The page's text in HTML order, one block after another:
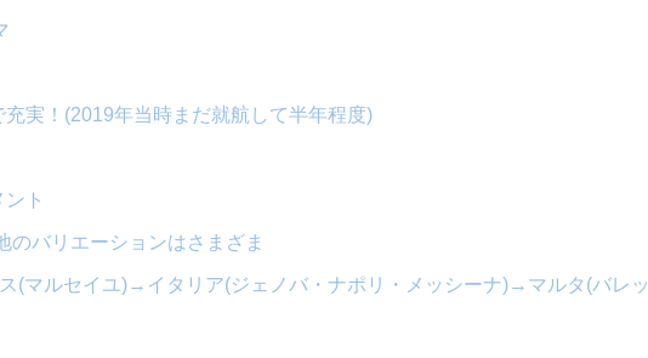
実！(2019年当時まだ就航して半年程度)
ト
のバリエーションはさまざま
(マルセイユ)→イタリア(ジェノバ・ナポリ・メッシーナ)→マルタ(バレッ